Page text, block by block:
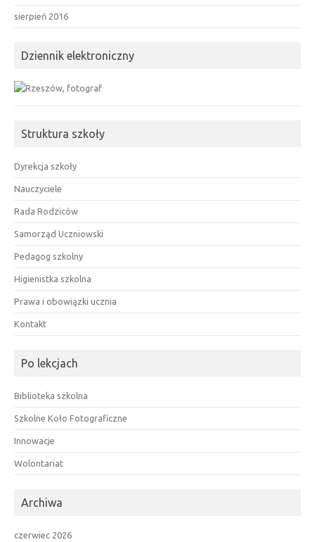
sierpień 2016
Dziennik elektroniczny
Struktura szkoły
Dyrekcja szkoły
Nauczyciele
Rada Rodziców
Samorząd Uczniowski
Pedagog szkolny
Higienistka szkolna
Prawa i obowiązki ucznia
Kontakt
Po lekcjach
Biblioteka szkolna
Szkolne Koło Fotograficzne
Innowacje
Wolontariat
Archiwa
czerwiec 2026